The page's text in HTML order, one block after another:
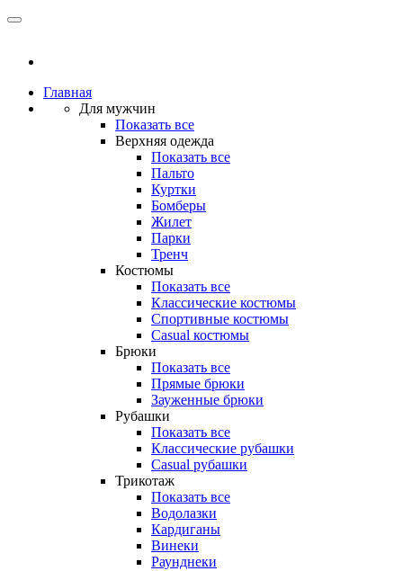
Главная
Для мужчин
Показать все
Верхняя одежда
Показать все
Пальто
Куртки
Бомберы
Жилет
Парки
Тренч
Костюмы
Показать все
Классические костюмы
Спортивные костюмы
Casual костюмы
Брюки
Показать все
Прямые брюки
Зауженные брюки
Рубашки
Показать все
Классические рубашки
Casual рубашки
Трикотаж
Показать все
Водолазки
Кардиганы
Винеки
Раунднеки